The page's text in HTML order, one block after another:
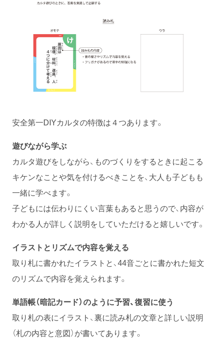
安全第一DIYカルタの特徴は４つあります。
遊びながら学ぶ
カルタ遊びをしながら、ものづくりをするときに起こる
キケンなことや気を付けるべきことを、大人も子どもも
一緒に学べます。
子どもには伝わりにくい言葉もあると思うので、内容が
わかる人が詳しく説明をしていただけると嬉しいです。
イラストとリズムで内容を覚える
取り札に書かれたイラストと、44音ごとに書かれた短文
のリズムで内容を覚えられます。
単語帳（暗記カード）のように予習、復習に使う
取り札の表にイラスト、裏に読み札の文章と詳しい説明
（札の内容と意図）が書いてあります。